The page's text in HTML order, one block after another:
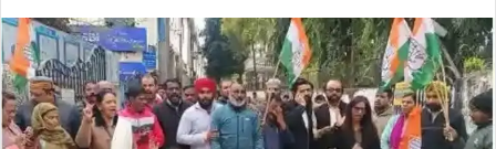
d
a
n
e
m